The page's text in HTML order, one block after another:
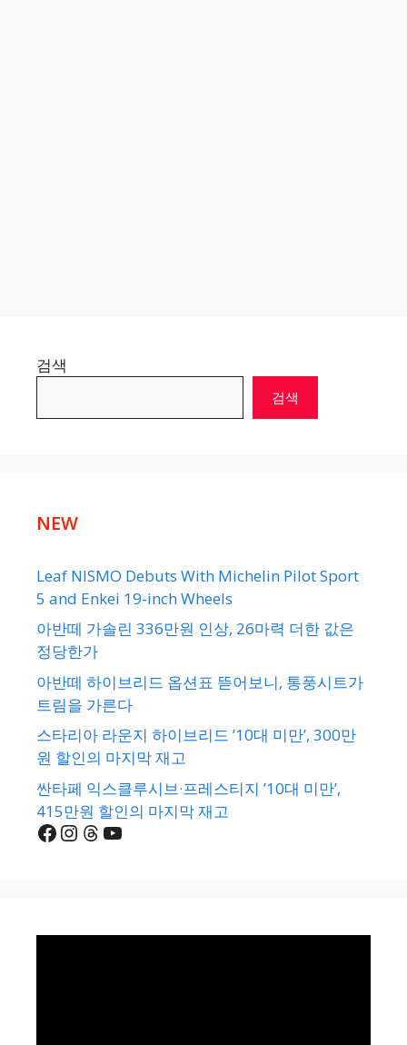
검색
검색
NEW
Leaf NISMO Debuts With Michelin Pilot Sport
5 and Enkei 19-inch Wheels
아반떼 가솔린 336만원 인상, 26마력 더한 값은
정당한가
아반떼 하이브리드 옵션표 뜯어보니, 통풍시트가
트림을 가른다
스타리아 라운지 하이브리드 ’10대 미만’, 300만
원 할인의 마지막 재고
싼타페 익스클루시브·프레스티지 ’10대 미만’,
415만원 할인의 마지막 재고
Facebook
Instagram
Threads
YouTube